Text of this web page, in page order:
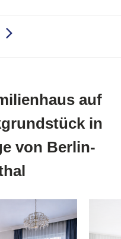
auf
in
von Berlin-